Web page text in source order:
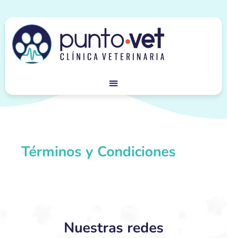
Términos y Condiciones
Nuestras redes